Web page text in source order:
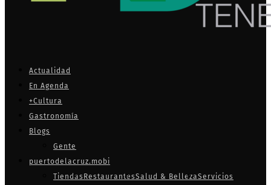
Actualidad
En Agenda
+Cultura
Gastronomía
Blogs
Gente
puertodelacruz.mobi
Tiendas RestaurantesSalud & BellezaServicios